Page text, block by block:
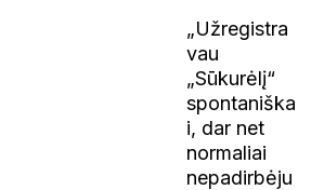
„Užregistra
vau
„Sūkurėlį“
spontaniška
i, dar net
normaliai
nepadirbėju